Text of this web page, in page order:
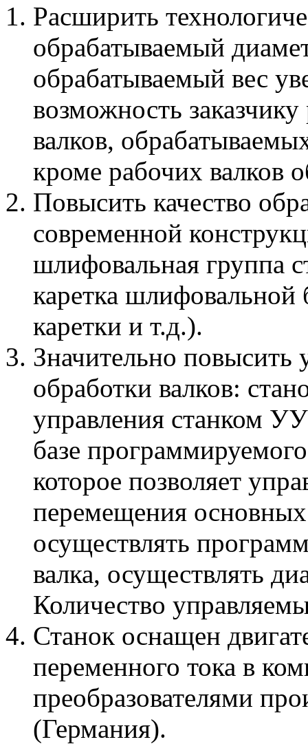
Расширить
обрабатываемый
обрабатываемый вес
возможность
валков,
кроме рабочих валков
Повысить качество
современной
шлифовальная группа
каретка шлифовальной
каретки и т.д.).
Значительно повысить
обработки валков:
управления станком
базе
которое позволяет
перемещения
осуществлять
валка, осуществлять
Количество
Станок оснащен
переменного тока в
преобразователями
(Германия).